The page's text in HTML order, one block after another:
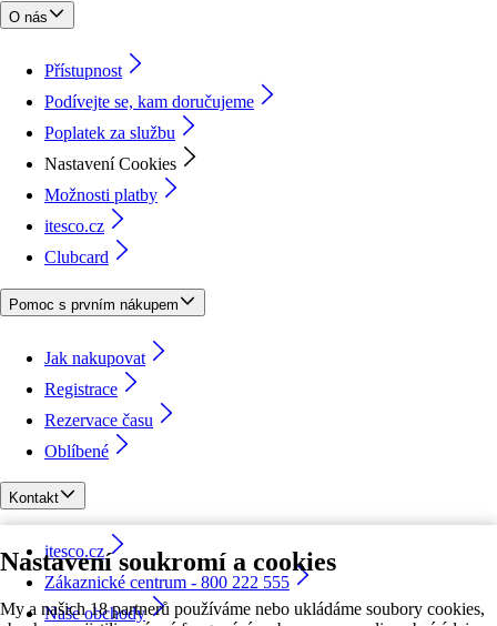
Nastavení soukromí a cookies
My a našich 18 partnerů používáme nebo ukládáme soubory cookies,
O nás
Přístupnost
Podívejte se, kam doručujeme
Poplatek za službu
Nastavení Cookies
Možnosti platby
itesco.cz
Clubcard
Pomoc s prvním nákupem
Jak nakupovat
Registrace
Rezervace času
Oblíbené
Kontakt
itesco.cz
Zákaznické centrum - 800 222 555
Naše obchody